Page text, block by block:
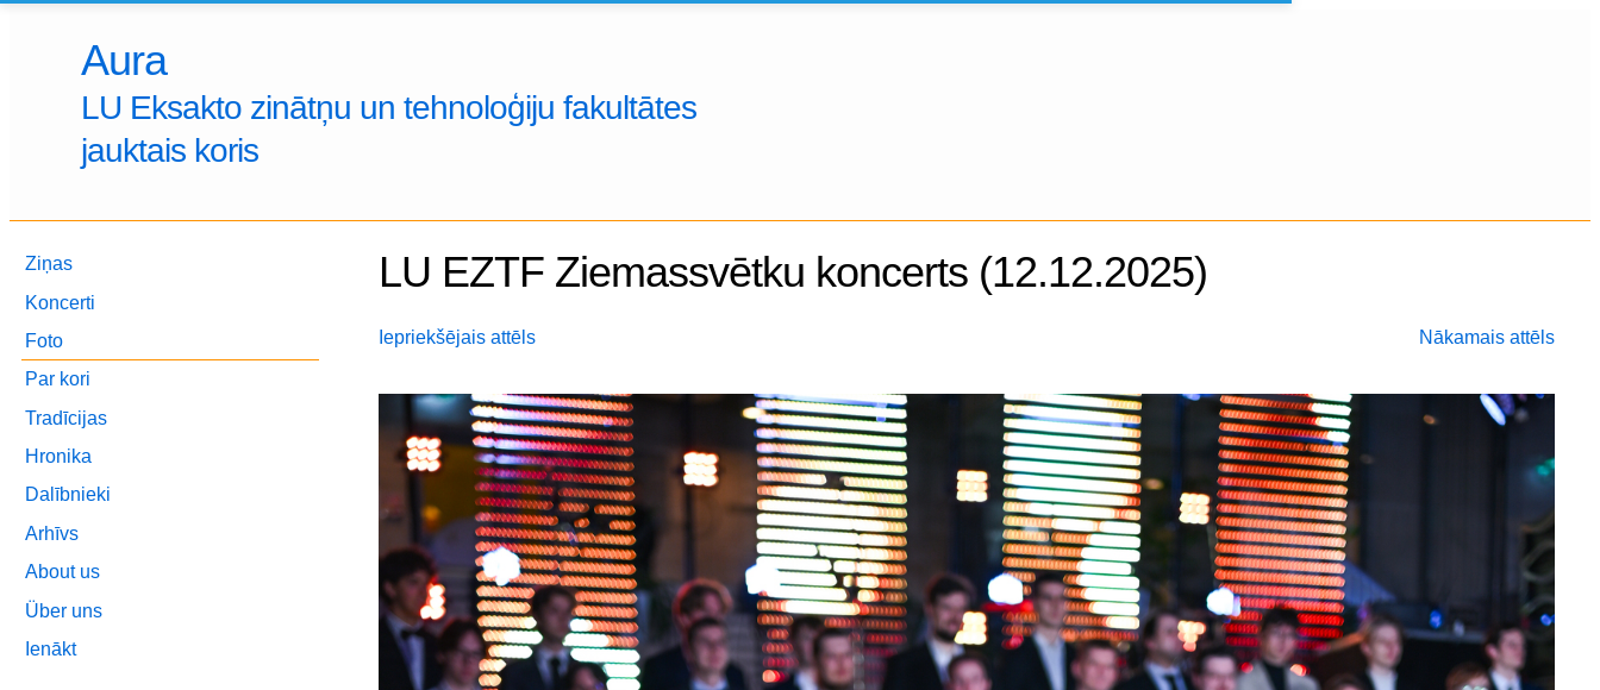
Aura
LU Eksakto zinātņu un tehnoloģiju fakultātes
jauktais koris
Ziņas
Koncerti
Foto
Par kori
Tradīcijas
Hronika
Dalībnieki
Arhīvs
About us
Über uns
Ienākt
LU EZTF Ziemassvētku koncerts (12.12.2025)
Iepriekšējais attēls Nākamais attēls